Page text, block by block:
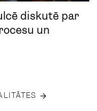
diskutē par
un